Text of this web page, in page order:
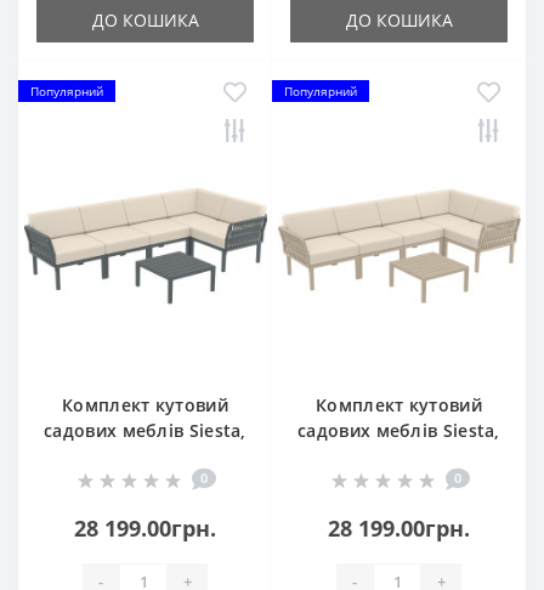
ДО КОШИКА ДО КОШИКА
Популярний
Комплект кутовий
садових меблів Siesta,
Dark Grey
0
28 199.00грн.
- +
Популярний
Комплект кутовий
садових меблів Siesta,
Taupe
0
28 199.00грн.
- +